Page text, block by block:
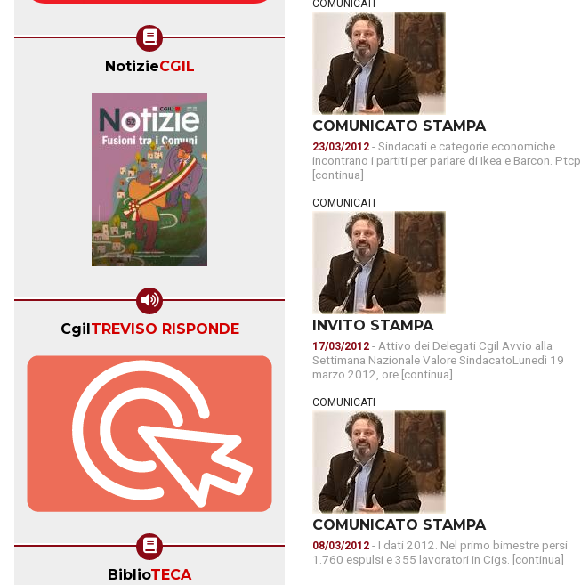
NotizieCGIL
Cgil TREVISO RISPONDE
BiblioTECA
COMUNICATI
COMUNICATO STAMPA
23/03/2012 - Sindacati e categorie economiche
incontrano i partiti per parlare di Ikea e Barcon. Ptcp,
[continua]
COMUNICATI
INVITO STAMPA
17/03/2012 - Attivo dei Delegati Cgil Avvio alla
Settimana Nazionale Valore SindacatoLunedì 19
marzo 2012, ore [continua]
COMUNICATI
COMUNICATO STAMPA
08/03/2012 - I dati 2012. Nel primo bimestre persi
1.760 espulsi e 355 lavoratori in Cigs. [continua]